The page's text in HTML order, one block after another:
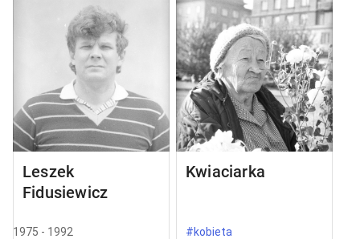
Leszek
Fidusiewicz
1975 - 1992
Kwiaciarka
#kobieta